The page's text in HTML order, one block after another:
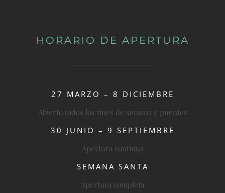
HORARIO DE APERTURA
27 MARZO – 8 DICIEMBRE
Abierto todos los fines de semana y puentes
30 JUNIO – 9 SEPTIEMBRE
Apertura continua
SEMANA SANTA
Apertura completa